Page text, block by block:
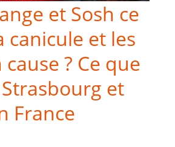
et Sosh ce
canicule et les
? Ce que
Strasbourg et
France